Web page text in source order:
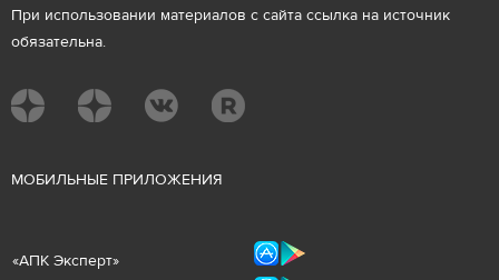
При использовании материалов с сайта ссылка на источник
обязательна.
МОБИЛЬНЫЕ ПРИЛОЖЕНИЯ
«АПК Эксперт»